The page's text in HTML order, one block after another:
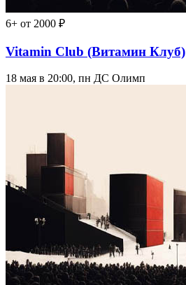
6+ от 2000 ₽
Vitamin Club (Витамин Клуб)
18 мая в 20:00, пн ДС Олимп